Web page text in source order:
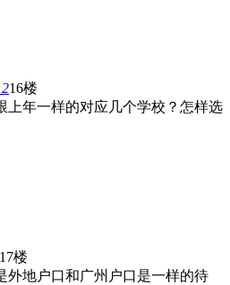
16楼
上年一样的对应几个学校？怎样选
17楼
外地户口和广州户口是一样的待